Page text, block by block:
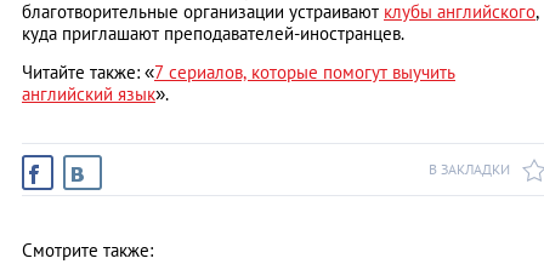
благотворительные организации устраивают клубы английского,
куда приглашают преподавателей-иностранцев.
Читайте также: «7 сериалов, которые помогут выучить
английский язык».
В ЗАКЛАДКИ
Смотрите также: